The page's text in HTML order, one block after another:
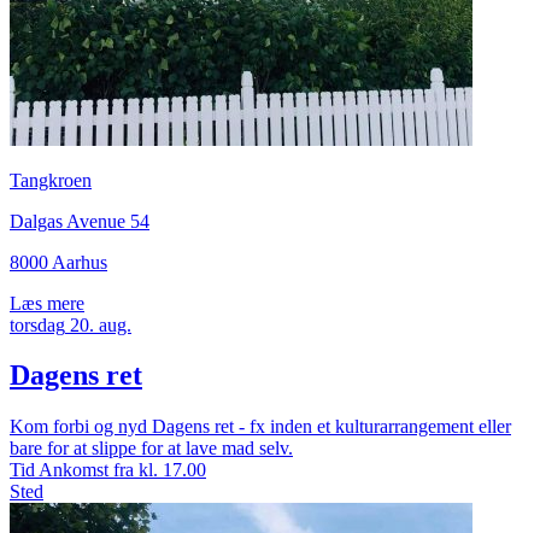
Tangkroen
Dalgas Avenue 54
8000 Aarhus
Læs mere
torsdag 20. aug.
Dagens ret
Kom forbi og nyd Dagens ret - fx inden et kulturarrangement eller
bare for at slippe for at lave mad selv.
Tid Ankomst fra kl. 17.00
Sted